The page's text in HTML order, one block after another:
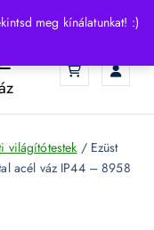
meg kínálatunkat! :)
világítótestek / Ezüst
acél váz IP44 – 8958